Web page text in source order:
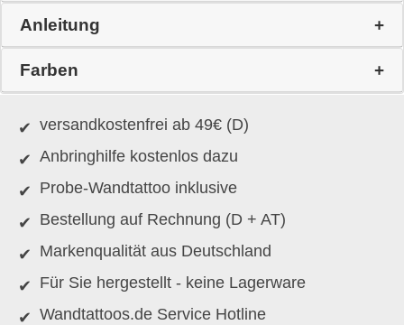
Anleitung
Farben
versandkostenfrei ab 49€ (D)
Anbringhilfe kostenlos dazu
Probe-Wandtattoo inklusive
Bestellung auf Rechnung (D + AT)
Markenqualität aus Deutschland
Für Sie hergestellt - keine Lagerware
Wandtattoos.de Service Hotline